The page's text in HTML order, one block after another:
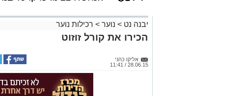
יבנה נט > נוער > רכילות נוער
הכירו את קורל זוזוט
אליקו כהני
28.06.15 / 11:41